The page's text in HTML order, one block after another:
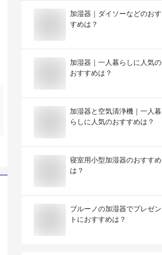
加湿器｜ダイソーなどのおす
すめは？
加湿器｜一人暮らしに人気の
おすすめは？
加湿器と空気清浄機｜一人暮
らしに人気のおすすめは？
寝室用小型加湿器のおすすめ
は？
ブルーノの加湿器でプレゼン
トにおすすめは？